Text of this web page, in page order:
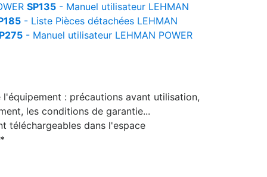
SP135 - Manuel utilisateur LEHMAN
- Liste Pièces détachées LEHMAN
- Manuel utilisateur LEHMAN POWER
: précautions avant utilisation,
les conditions de garantie...
téléchargeables dans l'espace